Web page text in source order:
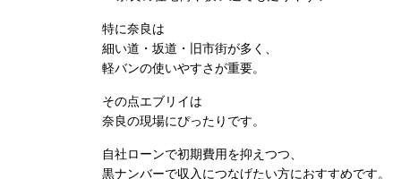
特に奈良は
細い道・坂道・旧市街が多く、
軽バンの使いやすさが重要。
その点エブリイは
奈良の現場にぴったりです。
自社ローンで初期費用を抑えつつ、
黒ナンバーで収入につなげたい方におすすめです。